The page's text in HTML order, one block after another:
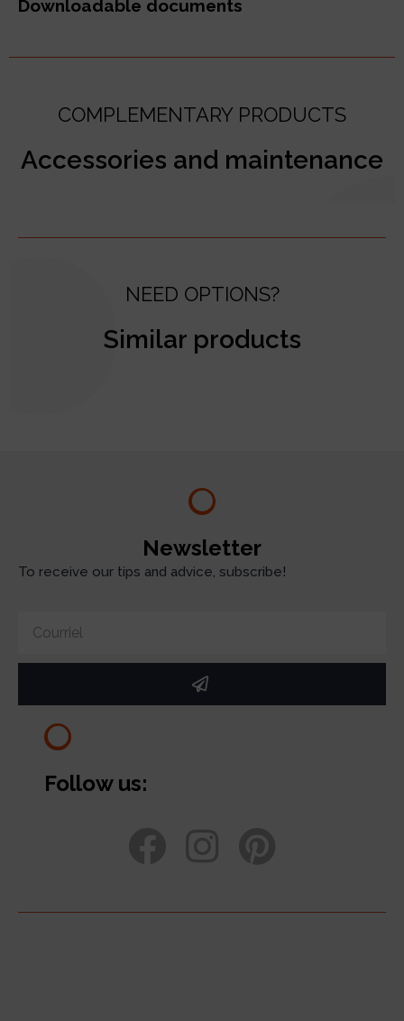
Downloadable documents
COMPLEMENTARY PRODUCTS
Accessories and maintenance
NEED OPTIONS?
Similar products
Newsletter
To receive our tips and advice, subscribe!
Follow us: